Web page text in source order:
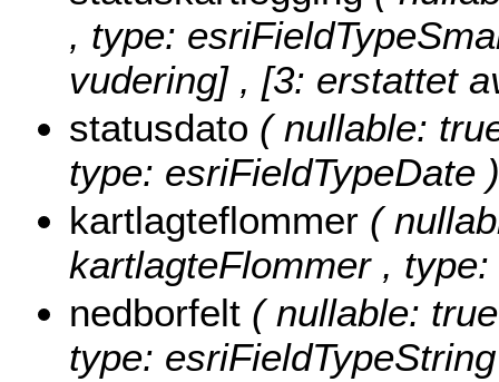
, type:
vudering] , [3: erstattet
statusdato ( nullable:
type: esriFieldTypeDate )
kartlagteflommer (
kartlagteFlommer ,
nedborfelt ( nullable:
type: